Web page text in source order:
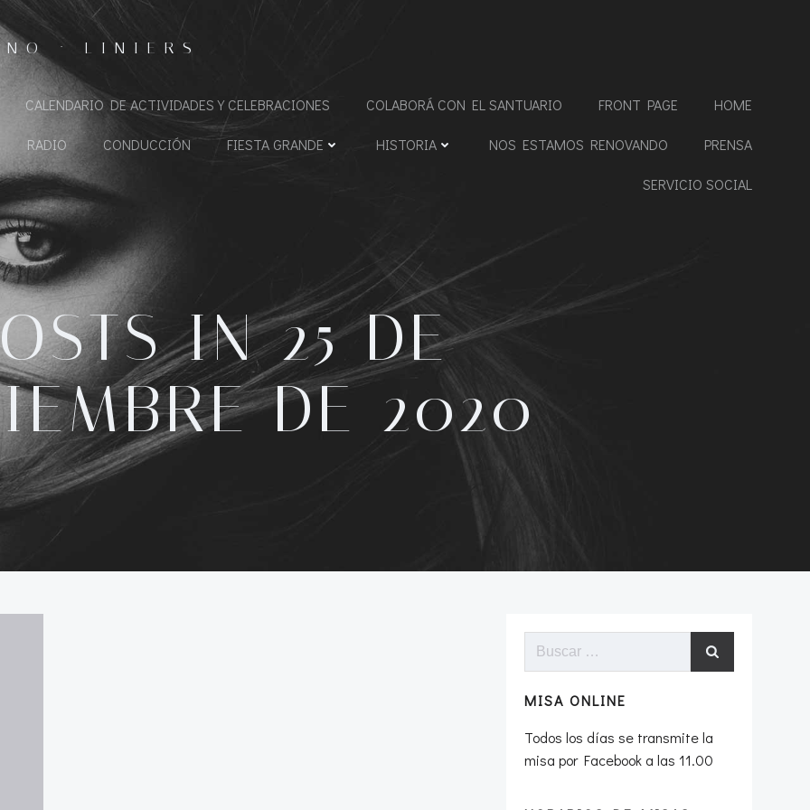
· LINIERS
CALENDARIO DE ACTIVIDADES Y CELEBRACIONES COLABORÁ CON EL SANTUARIO FRONT PAGE HOME
RADIO CONDUCCIÓN FIESTA GRANDE HISTORIA NOS ESTAMOS RENOVANDO PRENSA
SERVICIO SOCIAL
IN 25 DE
DE 2020
Buscar:
MISA ONLINE
Todos los días se transmite la
misa por Facebook a las 11.00